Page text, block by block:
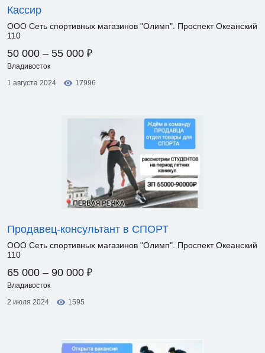
Кассир
ООО Сеть спортивных магазинов "Олимп". Проспект Океанский
110
50 000 – 55 000 ₽
Владивосток
1 августа 2024
17996
Продавец-консультант в СПОРТ
ООО Сеть спортивных магазинов "Олимп". Проспект Океанский
110
65 000 – 90 000 ₽
Владивосток
2 июля 2024
1595